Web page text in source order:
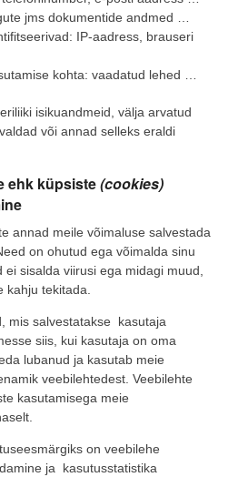
jms dokumentide andmed …
IP-aadress, brauseri
kohta: vaadatud lehed …
isikuandmeid, välja arvatud
või annad selleks eraldi
ehk küpsiste(cookies)
annad meile võimaluse salvestada
on ohutud ega võimalda sinu
ei sisalda viirusi ega midagi muud,
kahju tekitada.
mis salvestatakse kasutaja
siis, kui kasutaja on oma
lubanud ja kasutab meie
veebilehtedest. Veebilehte
kasutamisega meie
on veebilehe
ja kasutusstatistika